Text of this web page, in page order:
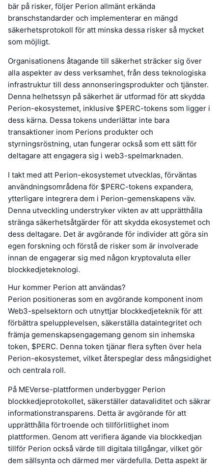
bär på risker, följer Perion allmänt erkända
branschstandarder och implementerar en mängd
säkerhetsprotokoll för att minska dessa risker så mycket
som möjligt.
Organisationens åtagande till säkerhet sträcker sig över
alla aspekter av dess verksamhet, från dess teknologiska
infrastruktur till dess annonseringsprodukter och tjänster.
Denna helhetssyn på säkerhet är utformad för att skydda
Perion-ekosystemet, inklusive $PERC-tokens som ligger i
dess kärna. Dessa tokens underlättar inte bara
transaktioner inom Perions produkter och
styrningsröstning, utan fungerar också som ett sätt för
deltagare att engagera sig i web3-spelmarknaden.
I takt med att Perion-ekosystemet utvecklas, förväntas
användningsområdena för $PERC-tokens expandera,
ytterligare integrera dem i Perion-gemenskapens väv.
Denna utveckling understryker vikten av att upprätthålla
stränga säkerhetsåtgärder för att skydda ekosystemet och
dess deltagare. Det är avgörande för individer att göra sin
egen forskning och förstå de risker som är involverade
innan de engagerar sig med någon kryptovaluta eller
blockkedjeteknologi.
Hur kommer Perion att användas?
Perion positioneras som en avgörande komponent inom
Web3-spelsektorn och utnyttjar blockkedjeteknik för att
förbättra spelupplevelsen, säkerställa dataintegritet och
främja gemenskapsengagemang genom sin inhemska
token, $PERC. Denna token tjänar flera syften över hela
Perion-ekosystemet, vilket återspeglar dess mångsidighet
och centrala roll.
På MEVerse-plattformen underbygger Perion
blockkedjeprotokollet, säkerställer datavaliditet och säkrar
informationstransparens. Detta är avgörande för att
upprätthålla förtroende och tillförlitlighet inom
plattformen. Genom att verifiera ägande via blockkedjan
tillför Perion också värde till digitala tillgångar, vilket gör
dem sällsynta och därmed mer värdefulla. Detta aspekt är